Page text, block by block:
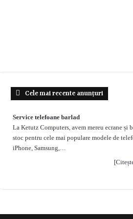
Cele mai recente anunțuri
Service telefoane barlad
La Ketutz Computers, avem mereu ecrane și
stoc pentru cele mai populare modele de
iPhone, Samsung,…